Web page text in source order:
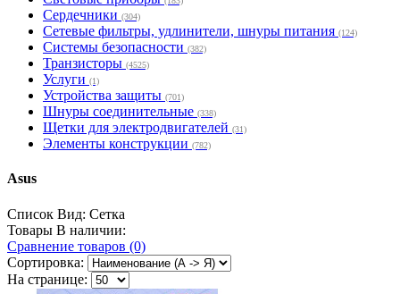
Сердечники (304)
Сетевые фильтры, удлинители, шнуры питания (124)
Системы безопасности (382)
Транзисторы (4525)
Услуги (1)
Устройства защиты (701)
Шнуры соединительные (338)
Щетки для электродвигателей (31)
Элементы конструкции (782)
Asus
Список Вид: Сетка
Товары В наличии:
Сравнение товаров (0)
Сортировка:
На странице: